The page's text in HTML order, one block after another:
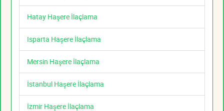
Hatay Haşere İlaçlama
Isparta Haşere İlaçlama
Mersin Haşere İlaçlama
İstanbul Haşere İlaçlama
İzmir Haşere İlaçlama